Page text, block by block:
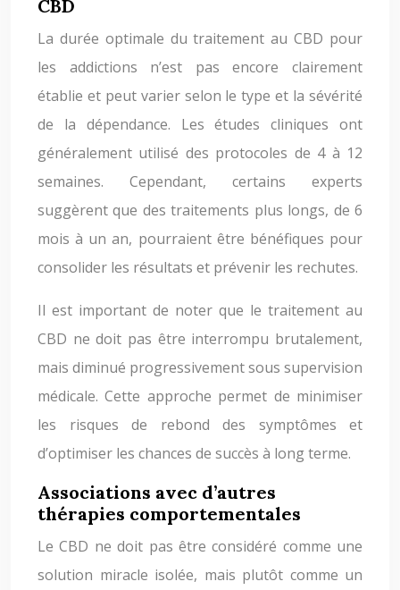
CBD
La durée optimale du traitement au CBD pour
les addictions n’est pas encore clairement
établie et peut varier selon le type et la sévérité
de la dépendance. Les études cliniques ont
généralement utilisé des protocoles de 4 à 12
semaines. Cependant, certains experts
suggèrent que des traitements plus longs, de 6
mois à un an, pourraient être bénéfiques pour
consolider les résultats et prévenir les rechutes.
Il est important de noter que le traitement au
CBD ne doit pas être interrompu brutalement,
mais diminué progressivement sous supervision
médicale. Cette approche permet de minimiser
les risques de rebond des symptômes et
d’optimiser les chances de succès à long terme.
Associations avec d’autres
thérapies comportementales
Le CBD ne doit pas être considéré comme une
solution miracle isolée, mais plutôt comme un